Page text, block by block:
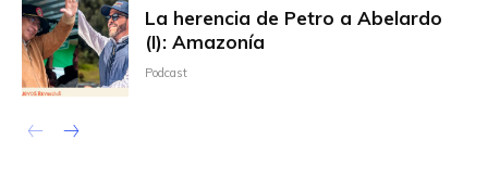
La herencia de Petro a Abelardo
(I): Amazonía
Podcast